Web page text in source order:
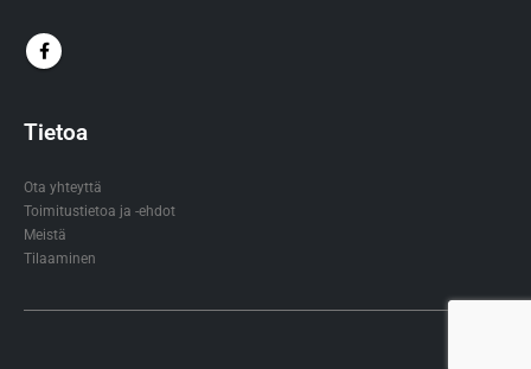
Tietoa
Ota yhteyttä
Toimitustietoa ja -ehdot
Meistä
Tilaaminen